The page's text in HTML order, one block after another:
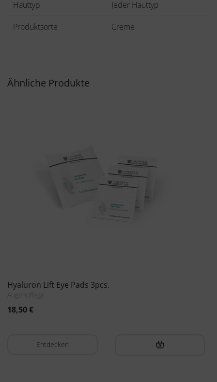
Hauttyp Jeder Hauttyp
Produktsorte Creme
Ähnliche Produkte
Long Lasting Deodorant 30g
Deodorant
7,20€